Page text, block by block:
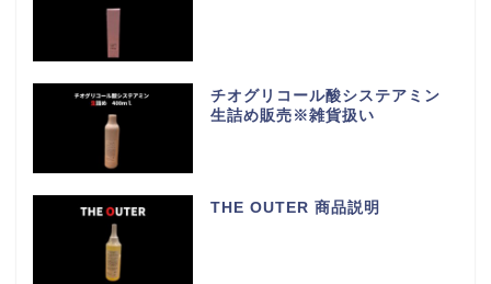
チオグリコール酸システアミン
生詰め販売※雑貨扱い
THE OUTER 商品説明